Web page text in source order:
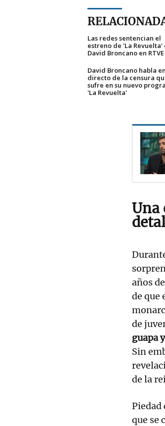
Las redes sentencian el
estreno de 'La Revuelta'
David Broncano en RTVE
David Broncano habla en
directo de la censura
sufre en su nuevo
'La Revuelta'
Una
años
de que
de
guapa
Sin
de la
Piedad
que se